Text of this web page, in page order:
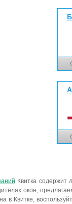
Квитка
окон,
в Квитке,